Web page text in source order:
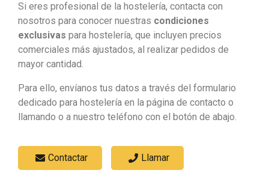
Si eres profesional de la hostelería, contacta con
nosotros para conocer nuestras condiciones
exclusivas para hostelería, que incluyen precios
comerciales más ajustados, al realizar pedidos de
mayor cantidad.
Para ello, envíanos tus datos a través del formulario
dedicado para hostelería en la página de contacto o
llamando o a nuestro teléfono con el botón de abajo.
Contactar Llamar